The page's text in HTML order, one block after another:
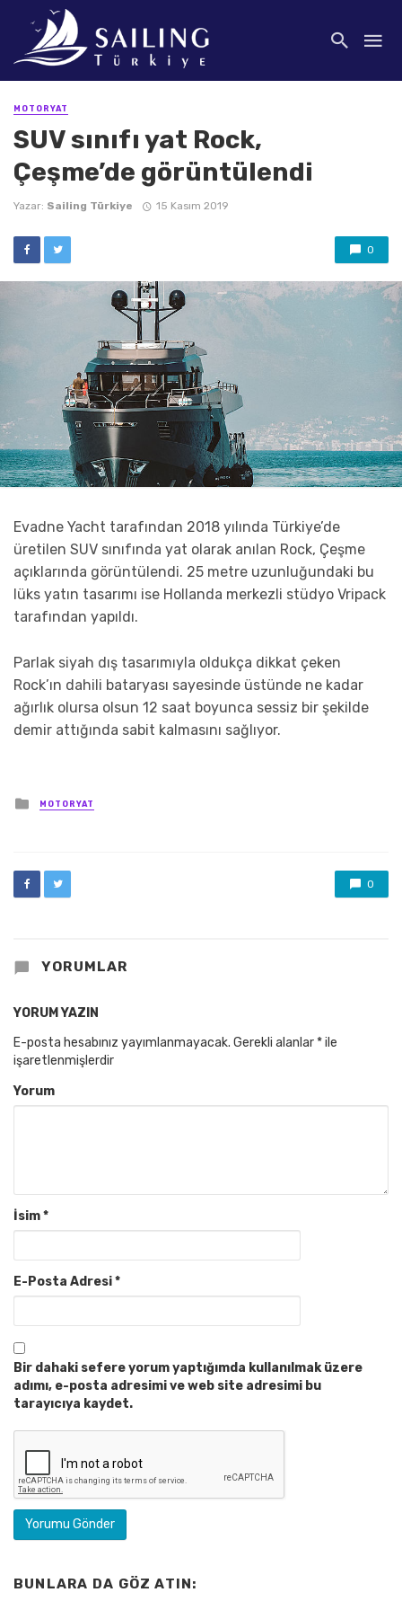
MOTORYAT
SUV sınıfı yat Rock,
Çeşme’de görüntülendi
Yazar: Sailing Türkiye 15 Kasım 2019
0
Evadne Yacht tarafından 2018 yılında Türkiye’de
üretilen SUV sınıfında yat olarak anılan Rock, Çeşme
açıklarında görüntülendi. 25 metre uzunluğundaki bu
lüks yatın tasarımı ise Hollanda merkezli stüdyo Vripack
tarafından yapıldı.
Parlak siyah dış tasarımıyla oldukça dikkat çeken
Rock’ın dahili bataryası sayesinde üstünde ne kadar
ağırlık olursa olsun 12 saat boyunca sessiz bir şekilde
demir attığında sabit kalmasını sağlıyor.
Posted
in
MOTORYAT
0
YORUMLAR
YORUM YAZIN
E-posta hesabınız yayımlanmayacak. Gerekli alanlar *ile
işaretlenmişlerdir
Yorum
İsim*
E-Posta Adresi*
Bir dahaki sefere yorum yaptığımda kullanılmak üzere
adımı, e-posta adresimi ve web site adresimi bu
tarayıcıya kaydet.
BUNLARA DA GÖZ ATIN: